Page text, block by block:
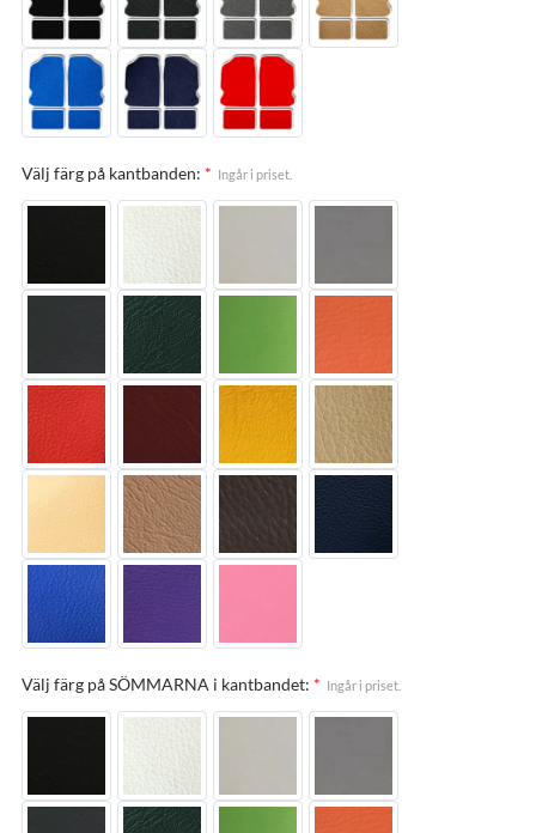
Välj färg på kantbanden: * Ingår i priset.
Välj färg på SÖMMARNA i kantbandet: * Ingår i priset.